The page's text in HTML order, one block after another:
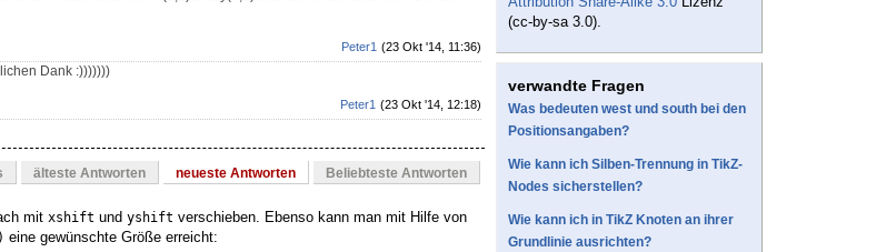
(23 Okt '14, 11:36)
Peter1
Dank :)))))))
(23 Okt '14, 12:18)
Peter1
älteste Antworten neueste Antworten Beliebteste Antworten
mit xshift und yshift verschieben. Ebenso kann man mit Hilfe von
eine gewünschte Größe erreicht:
(cc-by-sa 3.0).
verwandte Fragen
Was bedeuten west und south bei den
Positionsangaben?
Wie kann ich Silben-Trennung in TikZ-
Nodes sicherstellen?
Wie kann ich in TikZ Knoten an ihrer
Grundlinie ausrichten?